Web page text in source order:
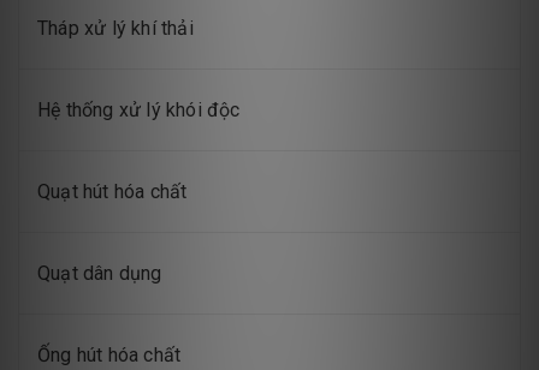
Tháp xử lý khí thải
Hệ thống xử lý khói độc
Quạt hút hóa chất
Quạt dân dụng
Ống hút hóa chất